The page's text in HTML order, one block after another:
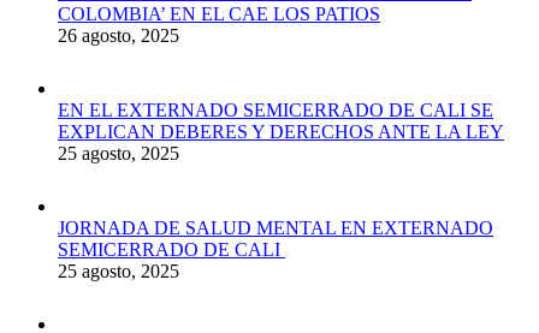
COLOMBIA’ EN EL CAE LOS PATIOS
26 agosto, 2025
EN EL EXTERNADO SEMICERRADO DE CALI SE
EXPLICAN DEBERES Y DERECHOS ANTE LA LEY
25 agosto, 2025
JORNADA DE SALUD MENTAL EN EXTERNADO
SEMICERRADO DE CALI
25 agosto, 2025